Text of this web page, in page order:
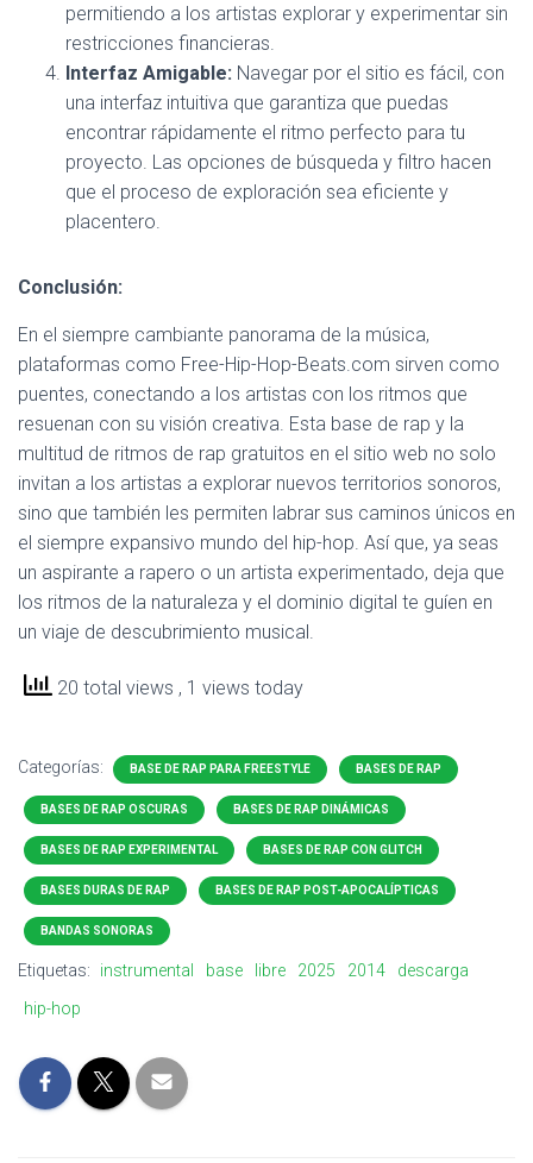
permitiendo a los artistas explorar y experimentar sin
restricciones financieras.
Interfaz Amigable: Navegar por el sitio es fácil, con
una interfaz intuitiva que garantiza que puedas
encontrar rápidamente el ritmo perfecto para tu
proyecto. Las opciones de búsqueda y filtro hacen
que el proceso de exploración sea eficiente y
placentero.
Conclusión:
En el siempre cambiante panorama de la música,
plataformas como Free-Hip-Hop-Beats.com sirven como
puentes, conectando a los artistas con los ritmos que
resuenan con su visión creativa. Esta base de rap y la
multitud de ritmos de rap gratuitos en el sitio web no solo
invitan a los artistas a explorar nuevos territorios sonoros,
sino que también les permiten labrar sus caminos únicos en
el siempre expansivo mundo del hip-hop. Así que, ya seas
un aspirante a rapero o un artista experimentado, deja que
los ritmos de la naturaleza y el dominio digital te guíen en
un viaje de descubrimiento musical.
20 total views , 1 views today
Categorías: BASE DE RAP PARA FREESTYLE BASES DE RAP
BASES DE RAP OSCURAS BASES DE RAP DINÁMICAS
BASES DE RAP EXPERIMENTAL BASES DE RAP CON GLITCH
BASES DURAS DE RAP BASES DE RAP POST-APOCALÍPTICAS
BANDAS SONORAS
Etiquetas: instrumental base libre 2025 2014
descarga
hip-hop